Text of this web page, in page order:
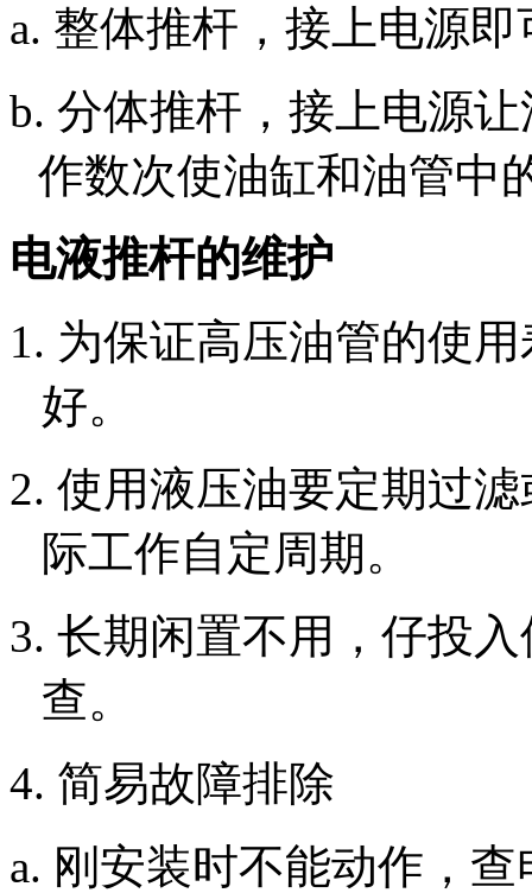
a. 整体推杆，接上电源即
b. 分体推杆，接上电源
作数次使油缸和油管中
电液推杆的维护
1. 为保证高压油管的使
好。
2. 使用液压油要定期过
际工作自定周期。
3. 长期闲置不用，仔投
查。
4. 简易故障排除
a. 刚安装时不能动作，